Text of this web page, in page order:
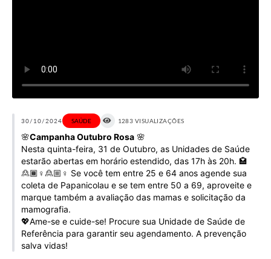
Arquivos para Download
Notícias
Obras
Galeria de Vídeos
Projetos
Links
Telefones Úteis
A Prefeitura
30/10/2024 SAÚDE 1283 VISUALIZAÇÕES
🌸Campanha Outubro Rosa 🌸
Nesta quinta-feira, 31 de Outubro, as Unidades de Saúde
estarão abertas em horário estendido, das 17h às 20h. 🏩
🙎🏾♀️🙎🏼♀️ Se você tem entre 25 e 64 anos agende sua
coleta de Papanicolau e se tem entre 50 a 69, aproveite e
marque também a avaliação das mamas e solicitação da
mamografia.
💖Ame-se e cuide-se! Procure sua Unidade de Saúde de
Referência para garantir seu agendamento. A prevenção
salva vidas!